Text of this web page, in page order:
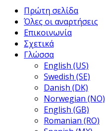
Πρώτη σελίδα
Όλες οι αναρτήσεις
Επικοινωνία
Σχετικά
Γλώσσα
English (US)
Swedish (SE)
Danish (DK)
Norwegian (NO)
English (GB)
Romanian (RO)